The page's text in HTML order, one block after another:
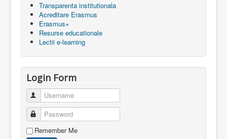
Transparenta institutionala
Acreditare Erasmus
Erasmus+
Resurse educationale
Lectii e-learning
Login Form
Username
Password
Remember Me